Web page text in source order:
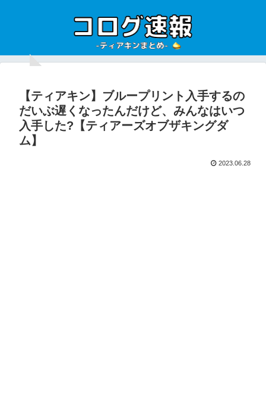
【ティアキン】ブループリント入手するの
だいぶ遅くなったんだけど、みんなはいつ
入手した?【ティアーズオブザキングダ
ム】
2023.06.28